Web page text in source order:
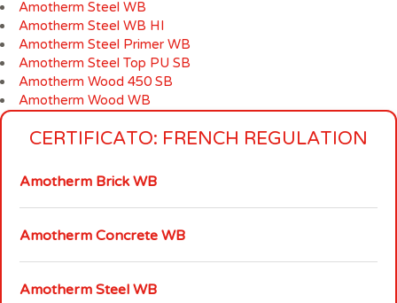
Amotherm Steel WB
Amotherm Steel WB HI
Amotherm Steel Primer WB
Amotherm Steel Top PU SB
Amotherm Wood 450 SB
Amotherm Wood WB
CERTIFICATO: FRENCH REGULATION
Amotherm Brick WB
Amotherm Concrete WB
Amotherm Steel WB